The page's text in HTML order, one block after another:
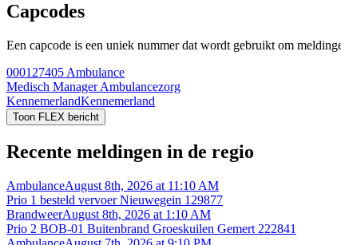
Capcodes
Een capcode is een uniek nummer dat wordt gebruikt om
000127405 Ambulance
Medisch Manager Ambulancezorg
KennemerlandKennemerland
Toon FLEX bericht
Recente meldingen in de regio
AmbulanceAugust 8th, 2026 at 11:10 AM
Prio 1 besteld vervoer Nieuwegein 129877
BrandweerAugust 8th, 2026 at 1:10 AM
Prio 2 BOB-01 Buitenbrand Groeskuilen Gemert 222841